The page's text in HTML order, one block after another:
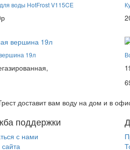
воды HotFrost V115CE
19л
доставит вам воду на дом и в
поддержки
с нами